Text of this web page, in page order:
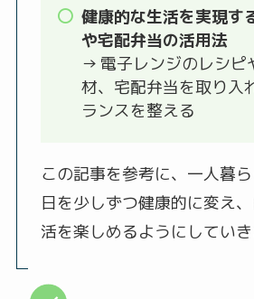
健康的な生活を実現す
や宅配弁当の活用法
→ 電子レンジのレシピ
材、宅配弁当を取り入
ランスを整える
この記事を参考に、一人暮
日を少しずつ健康的に変え
活を楽しめるようにしていき